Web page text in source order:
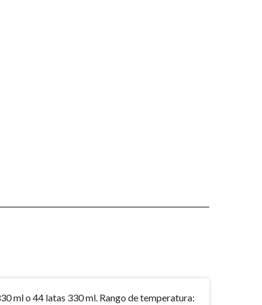
ml o 44 latas 330 ml. Rango de temperatura: